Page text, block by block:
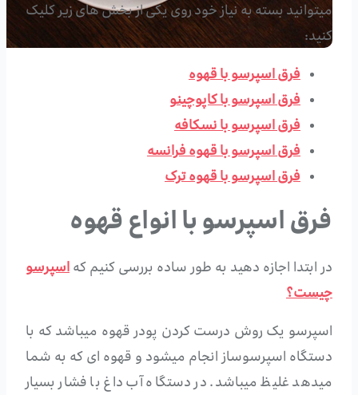
میتوانید بسته به نیاز خود روی یکی از بخش های زیر کلیک
کنید:
فرق اسپرسو با قهوه
فرق اسپرسو با کاپوچینو
فرق اسپرسو با نسکافه
فرق اسپرسو با قهوه فرانسه
فرق اسپرسو با قهوه ترک
فرق اسپرسو با انواع قهوه
در ابتدا اجازه دهید به طور ساده بررسی کنیم کهاسپرسو
چیست؟
اسپرسو یک روش درست کردن پودر قهوه میباشد که با
دستگاه اسپرسوساز انجام میشود و قهوه ای که به شما
میدهد غلیظ میباشد. در دستگاه آب داغ با فشار بسیار